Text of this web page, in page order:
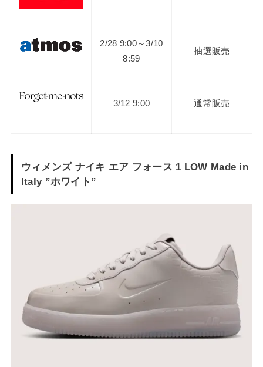
2/28 9:00～3/10
8:59
抽選販売
3/12 9:00 通常販売
ウィメンズ ナイキ エア フォース 1 LOW Made in
Italy”ホワイト”